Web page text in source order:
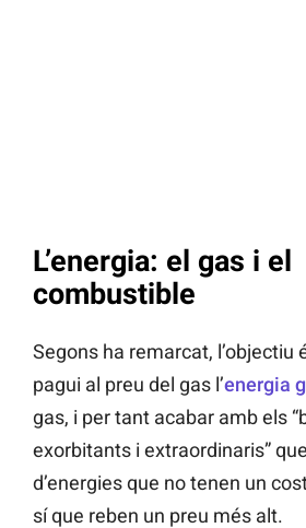
L’energia: el gas i el
combustible
Segons ha remarcat, l’objectiu
pagui al preu del gas l’energia
gas, i per tant acabar amb els
exorbitants i extraordinaris”
d’energies que no tenen un
sí que reben un preu més alt.